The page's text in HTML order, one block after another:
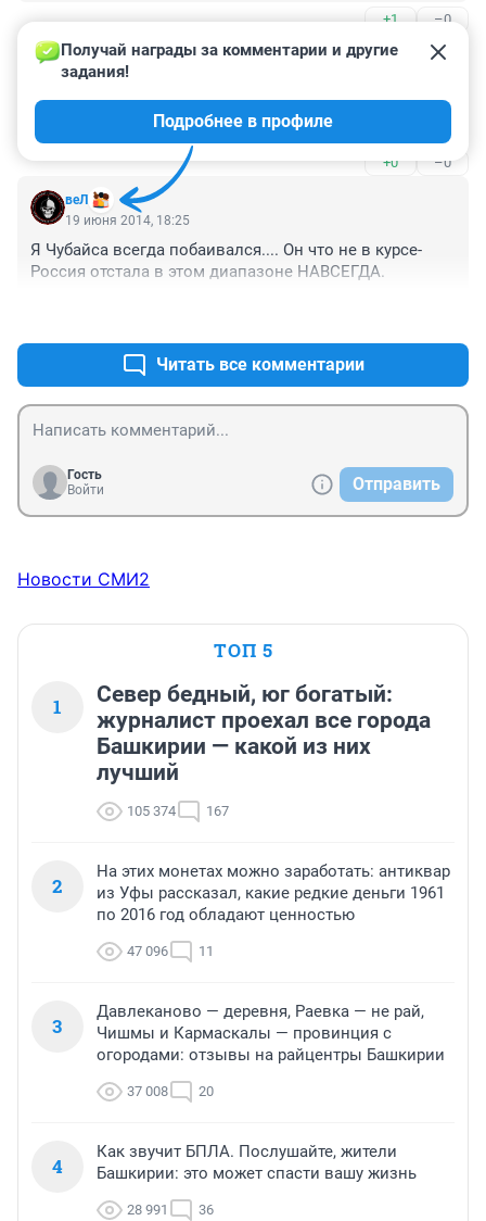
+1 –0
Гость
23 июня 2014, 13:06
Губа не дура, у нас часто все копируют - опять
скомуниздят что то и облажаются.
+0 –0
веЛ
Получай награды за комментарии и другие
задания!
Подробнее в профиле
19 июня 2014, 18:25
Я Чубайса всегда побаивался.... Он что не в курсе-
Россия отстала в этом диапазоне НАВСЕГДА.
Читать все комментарии
Гость
Войти
Отправить
Новости СМИ2
ТОП 5
1
Север бедный, юг богатый:
журналист проехал все города
Башкирии — какой из них
лучший
105 374 167
2
На этих монетах можно заработать: антиквар
из Уфы рассказал, какие редкие деньги 1961
по 2016 год обладают ценностью
47 096 11
3
Давлеканово — деревня, Раевка — не рай,
Чишмы и Кармаскалы — провинция с
огородами: отзывы на райцентры Башкирии
37 008 20
4
Как звучит БПЛА. Послушайте, жители
Башкирии: это может спасти вашу жизнь
28 991 36